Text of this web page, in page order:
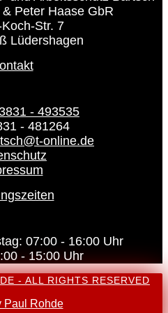
Peter Haase GbR
Str. 7
Lüdershagen
- 493535
- 481264
online.de
07:00 - 16:00 Uhr
- 15:00 Uhr
- ALL RIGHTS RESERVED
Paul Rohde